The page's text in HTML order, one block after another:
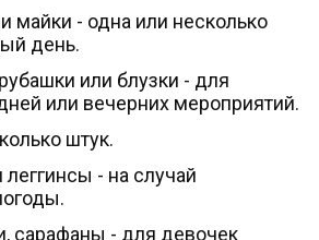
майки - одна или несколько
день.
или блузки - для
или вечерних мероприятий.
штук.
- на случай
сарафаны - для девочек